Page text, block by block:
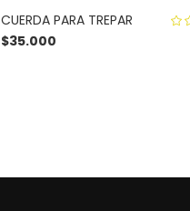
CUERDA PARA TREPAR
$35.000